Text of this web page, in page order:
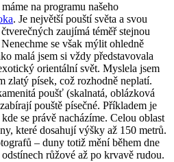
na programu našeho
. Je největší pouští světa a svou
zaujímá téměř stejnou
se však mýlit ohledně
malá jsem si vždy představovala
orientální svět. Myslela jsem
zlatý písek, což rozhodně neplatí.
poušť (skalnatá, oblázková
pouště písečné. Příkladem je
se právě nacházíme. Celou oblast
které dosahují výšky až 150 metrů.
– duny totiž mění během dne
růžové až po krvavě rudou.